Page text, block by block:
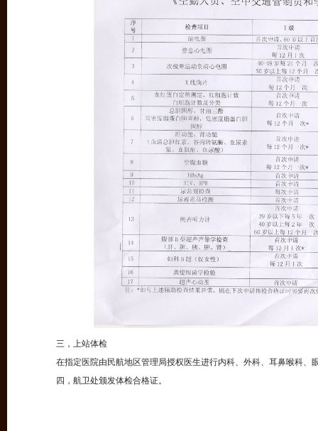
三，上站体检
在指定医院由民航地区管理局授权医生进行内科、外科、耳鼻喉科、
四，航卫处颁发体检合格证。